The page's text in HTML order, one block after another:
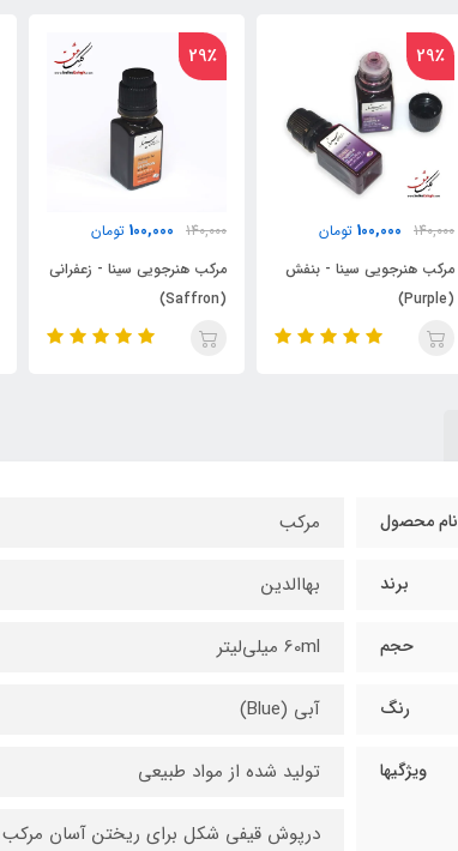
29٪
140,000
100,000 تومان
مرکب هنرجویی سینا - زعفرانی
(Saffron)
29٪
140,000
100,000 تومان
مرکب هنرجویی سینا - قهوه‌ای
تیره (Dark Brown)
نام محصول مرکب
برند بهاالدین
حجم 60ml میلی‌لیتر
رنگ آبی (Blue)
ویژگیها تولید شده از مواد طبیعی
درپوش قیفی شکل برای ریختن آسان